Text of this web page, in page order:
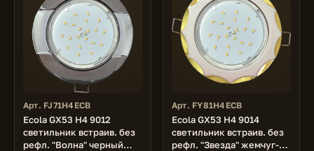
Арт. FJ71H4ECB
Ecola GX53 H4 9012
светильник встраив. без
рефл. "Волна" черный
Арт. FY81H4ECB
Ecola GX53 H4 9014
светильник встраив. без
рефл. "Звезда" жемчуг-